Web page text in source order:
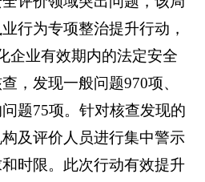
行为专项整治提升行动，
企业有效期内的法定安全
，发现一般问题970项、
题75项。针对核查发现的
及评价人员进行集中警示
时限。此次行动有效提升